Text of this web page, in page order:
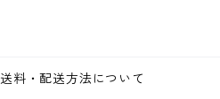
送料・配送方法について